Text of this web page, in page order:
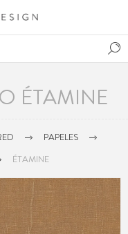
ÉTAMINE
PAPELES
ÉTAMINE